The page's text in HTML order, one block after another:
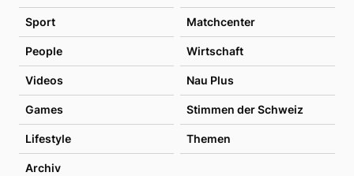
Sport Matchcenter
People Wirtschaft
Videos Nau Plus
Games Stimmen der Schweiz
Lifestyle Themen
Archiv